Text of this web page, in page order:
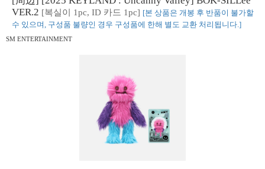
VER.2 [복실이 1pc, ID 카드 1pc] [본 상품은 개봉 후 반품이 불가할
수 있으며, 구성품 불량인 경우 구성품에 한해 별도 교환 처리됩니다.]
SM ENTERTAINMENT